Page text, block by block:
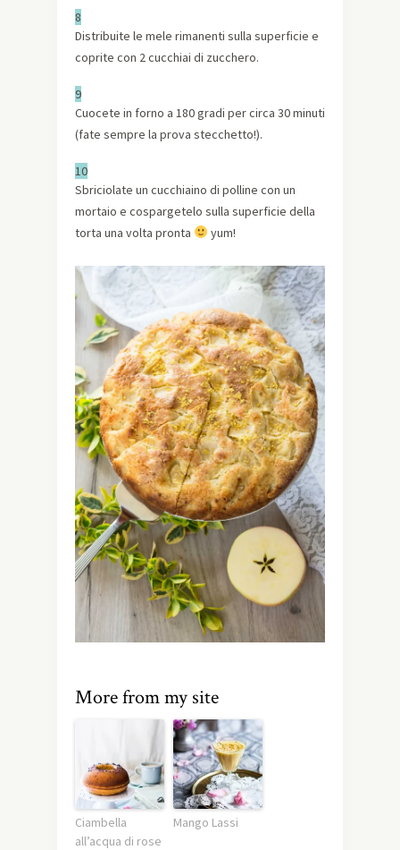
8
Distribuite le mele rimanenti sulla superficie e
coprite con 2 cucchiai di zucchero.
9
Cuocete in forno a 180 gradi per circa 30 minuti
(fate sempre la prova stecchetto!).
10
Sbriciolate un cucchiaino di polline con un
mortaio e cospargetelo sulla superficie della
torta una volta pronta
yum!
More from my site
Ciambella
all’acqua di rose
Mango Lassi